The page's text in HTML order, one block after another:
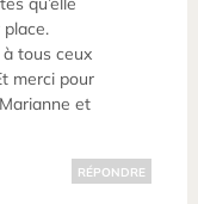
tous ceux
merci pour
et
RÉPONDRE